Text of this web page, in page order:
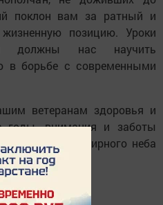
поклон вам за ратный и
позицию. Уроки
должны нас научить
в борьбе с современными
ветеранам здоровья и
годы, внимания и заботы
- чистого мирного неба
Победы!